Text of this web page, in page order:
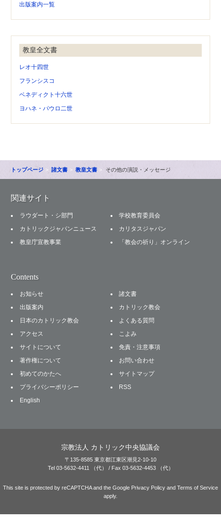
出版案内一覧
教皇全文書
レオ十四世
フランシスコ
ベネディクト十六世
ヨハネ・パウロ二世
トップページ 諸文書 教皇文書 その他の演説・メッセージ
関連サイト
ラウダート・シ部門
学校教育委員会
カトリックジャパンニュース
カリタスジャパン
教皇庁宣教事業
「教会の祈り」オンライン
Contents
お知らせ
諸文書
出版案内
カトリック教会
日本のカトリック教会
よくある質問
アクセス
こよみ
サイトについて
免責・注意事項
著作権について
お問い合わせ
初めてのかたへ
サイトマップ
プライバシーポリシー
RSS
English
宗教法人 カトリック中央協議会
〒135-8585 東京都江東区潮見2-10-10
Tel 03-5632-4411 （代） / Fax 03-5632-4453 （代）
This site is protected by reCAPTCHA and the Google Privacy Policy and Terms of Service
apply.